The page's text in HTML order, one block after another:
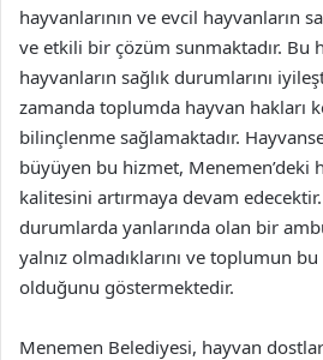
hayvanlarının ve evcil hayvanların
ve etkili bir çözüm sunmaktadır. Bu
hayvanların sağlık durumlarını
zamanda toplumda hayvan hakları
bilinçlenme sağlamaktadır.
büyüyen bu hizmet, Menemen’deki
kalitesini artırmaya devam
durumlarda yanlarında olan bir
yalnız olmadıklarını ve toplumun
olduğunu göstermektedir.
Menemen Belediyesi, hayvan